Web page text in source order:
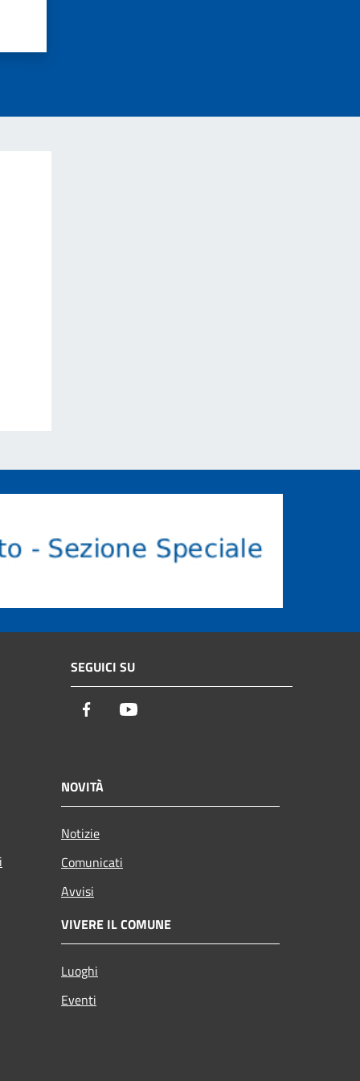
SEGUICI SU
Facebook
NOVITÀ
Notizie
Comunicati
Avvisi
VIVERE IL COMUNE
Luoghi
Eventi